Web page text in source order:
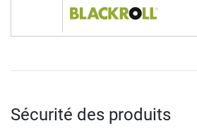
Sécurité des produits